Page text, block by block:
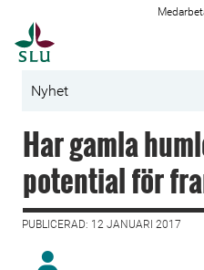
Nyhet
Har gamla
potential för
PUBLICERAD: 12 JANUARI 2017